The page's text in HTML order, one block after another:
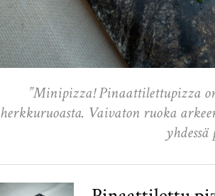
”Minipizza! Pinaattilettupizza
herkkuruoasta. Vaivaton ruoka
yhdessä